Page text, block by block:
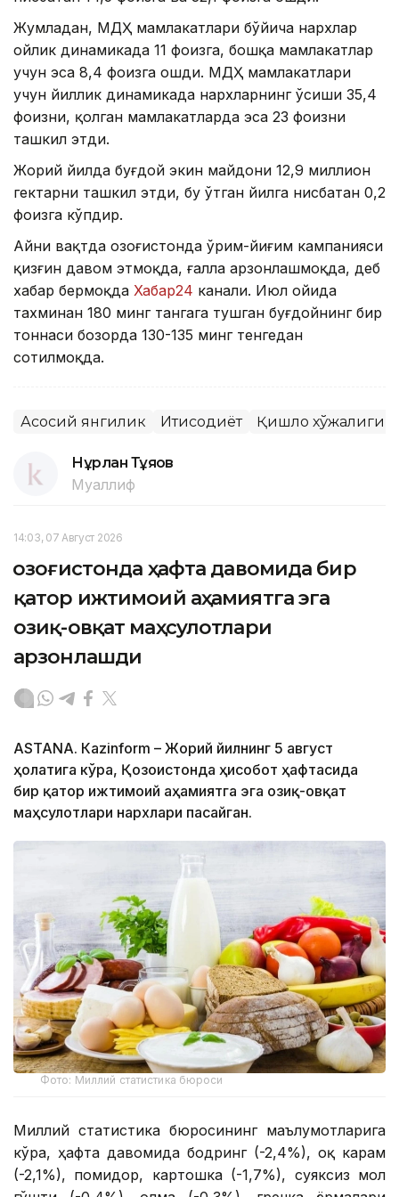
Жумладан, МДҲ мамлакатлари бўйича нархлар
ойлик динамикада 11 фоизга, бошқа мамлакатлар
учун эса 8,4 фоизга ошди. МДҲ мамлакатлари
учун йиллик динамикада нархларнинг ўсиши 35,4
фоизни, қолган мамлакатларда эса 23 фоизни
ташкил этди.
Жорий йилда буғдой экин майдони 12,9 миллион
гектарни ташкил этди, бу ўтган йилга нисбатан 0,2
фоизга кўпдир.
Айни вақтда Қозоғистонда ўрим-йиғим кампанияси
қизғин давом этмоқда, ғалла арзонлашмоқда, деб
хабар бермоқда Хабар24 канали. Июл ойида
тахминан 180 минг тангага тушган буғдойнинг бир
тоннаси бозорда 130-135 минг тенгедан
сотилмоқда.
Асосий янгилик Иқтисодиёт Қишлоқ хўжалиги
Нұрлан Тұяқов
Муаллиф
14:03, 07 Август 2026
Қозоғистонда ҳафта давомида бир
қатор ижтимоий аҳамиятга эга
озиқ-овқат маҳсулотлари
арзонлашди
ASTANА. Кazinform – Жорий йилнинг 5 август
ҳолатига кўра, Қозоғистонда ҳисобот ҳафтасида
бир қатор ижтимоий аҳамиятга эга озиқ-овқат
маҳсулотлари нархлари пасайган.
Фото: Миллий статистика бюроси
Миллий статистика бюросининг маълумотларига
кўра, ҳафта давомида бодринг (-2,4%), оқ карам
(-2,1%), помидор, картошка (-1,7%), суяксиз мол